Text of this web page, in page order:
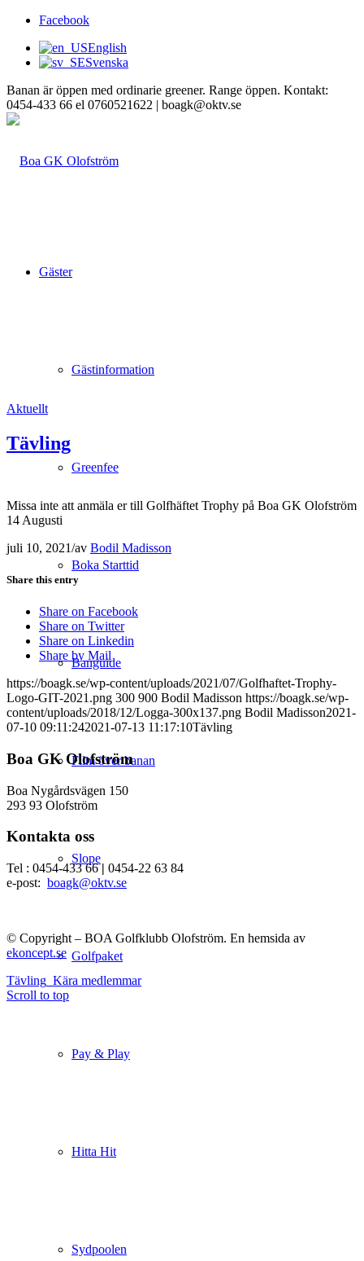
Facebook
English
Svenska
Banan är öppen med ordinarie greener. Range öppen. Kontakt:
0454-433 66 el 0760521622 | boagk@oktv.se
Gäster
Gästinformation
Greenfee
Boka Starttid
Banguide
Film över banan
Slope
Golfpaket
Pay & Play
Hitta Hit
Sydpoolen
Aktuellt
Tävling
Missa inte att anmäla er till Golfhäftet Trophy på Boa GK Olofström
14 Augusti
juli 10, 2021/av Bodil Madisson
Share this entry
Share on Facebook
Share on Twitter
Share on Linkedin
Share by Mail
https://boagk.se/wp-content/uploads/2021/07/Golfhaftet-Trophy-
Logo-GIT-2021.png 300 900 Bodil Madisson https://boagk.se/wp-
content/uploads/2018/12/Logga-300x137.png Bodil Madisson2021-
07-10 09:11:242021-07-13 11:17:10Tävling
Boa GK Olofström
Boa Nygårdsvägen 150
293 93 Olofström
Kontakta oss
Tel : 0454-433 66| 0454-22 63 84
e-post: boagk@oktv.se
© Copyright – BOA Golfklubb Olofström. En hemsida av
ekoncept.se
Tävling Kära medlemmar
Scroll to top